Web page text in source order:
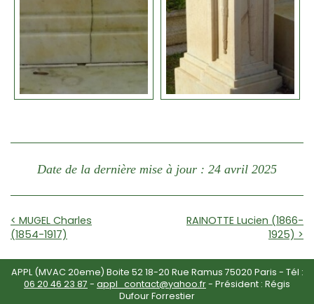
Date de la dernière mise à jour : 24 avril 2025
< MUGEL Charles
(1854-1917)
RAINOTTE Lucien (1866-
1925) >
APPL (MVAC 20eme) Boite 52 18-20 Rue Ramus 75020 Paris - Tél :
06 20 46 23 87 - appl_contact@yahoo.fr- Président : Régis
Dufour Forrestier